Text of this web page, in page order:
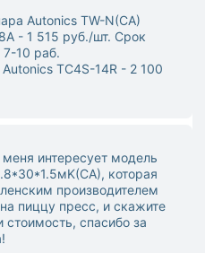
Autonics TW-N(CA)
- 1 515 руб./шт. Срок
7-10 раб.
TC4S-14R - 2 100
интересует модель
которая
производителем
пиццу пресс, и скажите
стоимость, спасибо за